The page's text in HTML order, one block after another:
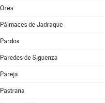
Orea
Pálmaces de Jadraque
Pardos
Paredes de Sigüenza
Pareja
Pastrana